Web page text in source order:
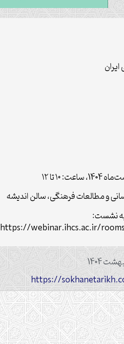
و مطالعات فرهنگی، سالن اندیشه
به نشست:
https://webinar.ihcs.ac.ir/